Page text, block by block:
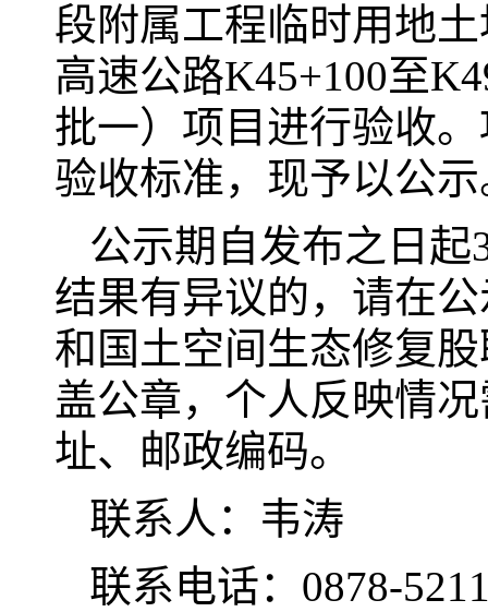
段附属工程临时用地
高速公路K45+100至
批一）项目进行验收
验收标准，现予以公
公示期自发布之日
结果有异议的，请在
和国土空间生态修复
盖公章，个人反映情
址、邮政编码。
联系人：韦涛
联系电话：0878-